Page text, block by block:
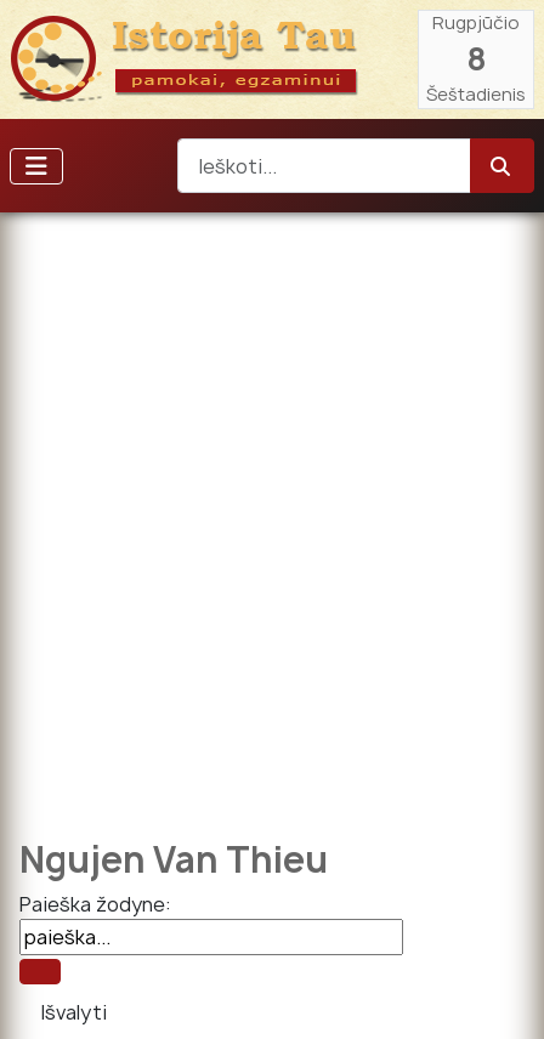
Rugpjūčio
8
Šeštadienis
Ngujen Van Thieu
Paieška žodyne: